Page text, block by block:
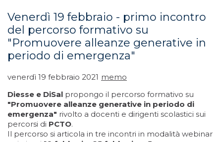
Venerdì 19 febbraio - primo incontro
del percorso formativo su
"Promuovere alleanze generative in
periodo di emergenza"
venerdì 19 febbraio 2021 memo
Diesse e DiSal propongo il percorso formativo su
"Promuovere alleanze generative in periodo di
emergenza" rivolto a docenti e dirigenti scolastici sui
percorsi di PCTO.
Il percorso si articola in tre incontri in modalità webinar